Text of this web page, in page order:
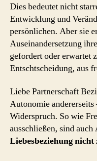
Dies bedeutet nicht
Entwicklung und
persönlichen. Aber sie
Auseinandersetzung
gefordert oder erwartet
Entschtscheidung, aus
Liebe Partnerschaft
Autonomie
Widerspruch. So wie
ausschließen, sind auch
Liebesbeziehung